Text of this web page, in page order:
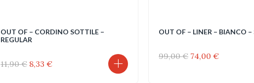
OUT OF – CORDINO SOTTILE –
REGULAR
11,90€ Il
8,33 €Il
OUT OF – LINER – BIANCO –
99,00€ Il
74,00 €Il